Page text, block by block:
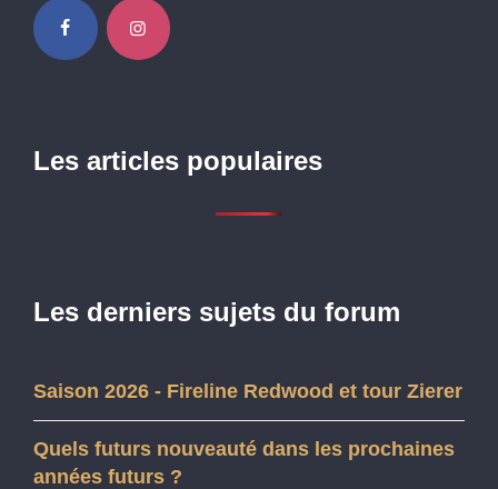
Les articles populaires
Les derniers sujets du forum
Saison 2026 - Fireline Redwood et tour Zierer
Quels futurs nouveauté dans les prochaines
années futurs ?